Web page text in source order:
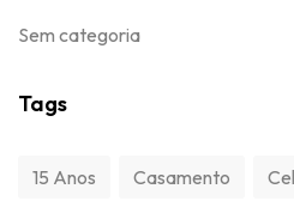
Sem categoria
Tags
15 Anos Casamento